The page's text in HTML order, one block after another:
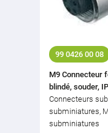
99 0426 00 08
M9 Connecteur
blindé, souder,
Connecteurs
subminiatures,
subminiatures